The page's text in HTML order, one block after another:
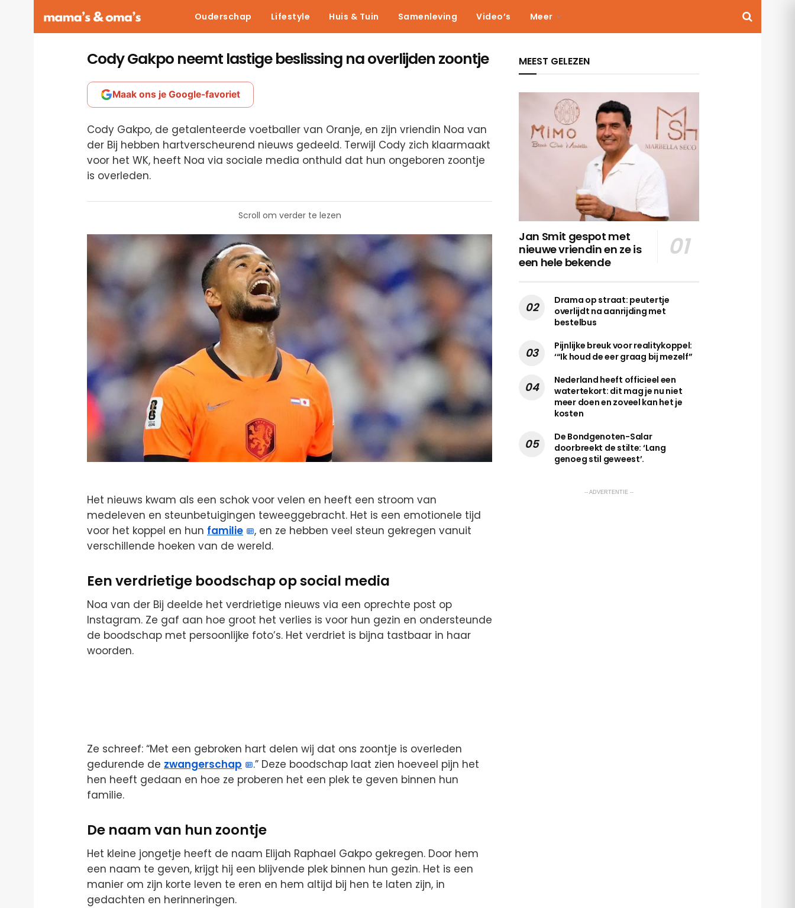
Ouderschap Lifestyle Huis & Tuin Samenleving Video’s Meer
Cody Gakpo neemt lastige beslissing na overlijden zoontje
Maak ons je Google-favoriet
Cody Gakpo, de getalenteerde voetballer van Oranje, en zijn vriendin Noa van
der Bij hebben hartverscheurend nieuws gedeeld. Terwijl Cody zich klaarmaakt
voor het WK, heeft Noa via sociale media onthuld dat hun ongeboren zoontje
is overleden.
Scroll om verder te lezen
Het nieuws kwam als een schok voor velen en heeft een stroom van
medeleven en steunbetuigingen teweeggebracht. Het is een emotionele tijd
voor het koppel en hun familie
, en ze hebben veel steun gekregen vanuit
verschillende hoeken van de wereld.
Een verdrietige boodschap op social media
Noa van der Bij deelde het verdrietige nieuws via een oprechte post op
Instagram. Ze gaf aan hoe groot het verlies is voor hun gezin en ondersteunde
de boodschap met persoonlijke foto’s. Het verdriet is bijna tastbaar in haar
woorden.
Ze schreef: “Met een gebroken hart delen wij dat ons zoontje is overleden
gedurende de zwangerschap
.” Deze boodschap laat zien hoeveel pijn het
hen heeft gedaan en hoe ze proberen het een plek te geven binnen hun
familie.
De naam van hun zoontje
Het kleine jongetje heeft de naam Elijah Raphael Gakpo gekregen. Door hem
een naam te geven, krijgt hij een blijvende plek binnen hun gezin. Het is een
manier om zijn korte leven te eren en hem altijd bij hen te laten zijn, in
gedachten en herinneringen.
MEEST GELEZEN
Jan Smit gespot met
nieuwe vriendin en ze is
een hele bekende
Drama op straat: peutertje
overlijdt na aanrijding met
bestelbus
Pijnlijke breuk voor realitykoppel:
‘“Ik houd de eer graag bij mezelf”
Nederland heeft officieel een
watertekort: dit mag je nu niet
meer doen en zoveel kan het je
kosten
De Bondgenoten-Salar
doorbreekt de stilte: ‘Lang
genoeg stil geweest’.
-- ADVERTENTIE --